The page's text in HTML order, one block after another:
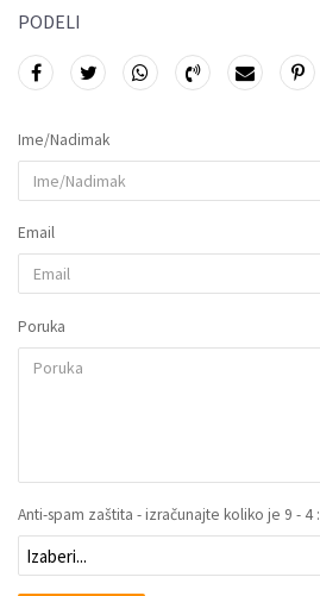
PODELI
Ime/Nadimak
Email
Poruka
Anti-spam zaštita - izračunajte koliko je 9 - 4 :